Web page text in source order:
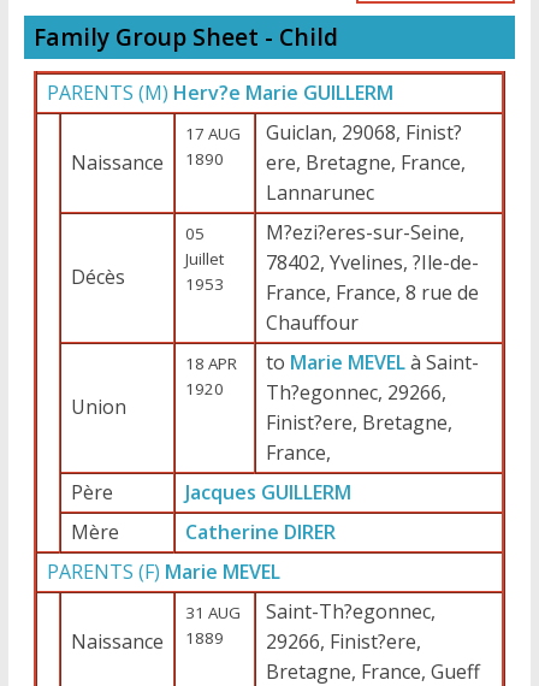
Family Group Sheet - Child
PARENTS (M) Herv?e Marie GUILLERM
Naissance
17 AUG
1890
Guiclan, 29068, Finist?
ere, Bretagne, France,
Lannarunec
Décès
05
Juillet
1953
M?ezi?eres-sur-Seine,
78402, Yvelines, ?Ile-de-
France, France, 8 rue de
Chauffour
Union
18 APR
1920
to Marie MEVELà Saint-
Th?egonnec, 29266,
Finist?ere, Bretagne,
France,
Père
Jacques GUILLERM
Mère
Catherine DIRER
PARENTS (F) Marie MEVEL
Naissance
31 AUG
1889
Saint-Th?egonnec,
29266, Finist?ere,
Bretagne, France, Gueff